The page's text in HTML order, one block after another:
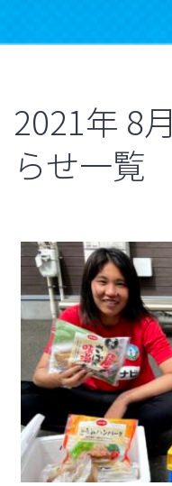
2021年 8月
らせ一覧